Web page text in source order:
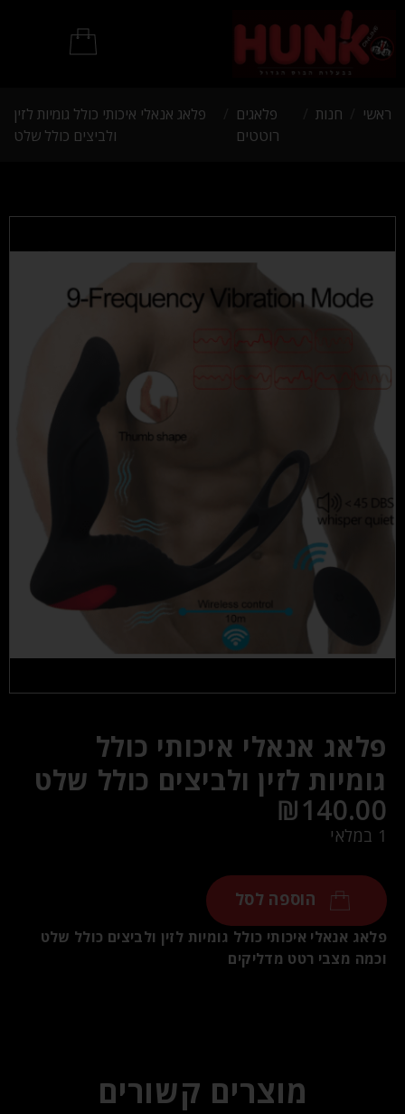
ראשי חנות
פלאגים
רוטטים
פלאג אנאלי איכותי כולל גומיות לזין
ולביצים כולל שלט
פלאג אנאלי איכותי כולל
גומיות לזין ולביצים כולל שלט
₪140.00
1 במלאי
הוספה לסל
פלאג אנאלי איכותי כולל גומיות לזין ולביצים כולל שלט
וכמה מצבי רטט מדליקים
מוצרים קשורים